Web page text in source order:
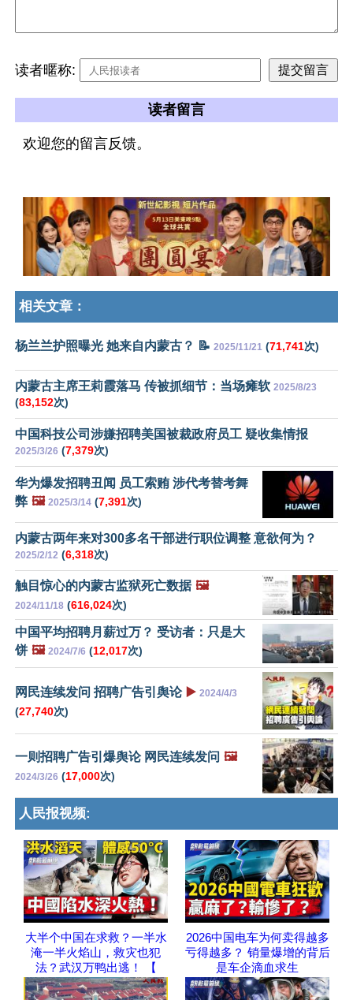
读者暱称:
读者留言
欢迎您的留言反馈。
相关文章：
杨兰兰护照曝光 她来自内蒙古？ 📝 2025/11/21 (71,741次)
内蒙古主席王莉霞落马 传被抓细节：当场瘫软 2025/8/23
(83,152次)
中国科技公司涉嫌招聘美国被裁政府员工 疑收集情报
2025/3/26 (7,379次)
华为爆发招聘丑闻 员工索贿 涉代考替考舞
弊 🖼️ 2025/3/14 (7,391次)
内蒙古两年来对300多名干部进行职位调整 意欲何为？
2025/2/12 (6,318次)
触目惊心的内蒙古监狱死亡数据 🖼️
2024/11/18 (616,024次)
中国平均招聘月薪过万？ 受访者：只是大
饼 🖼️ 2024/7/6 (12,017次)
网民连续发问 招聘广告引舆论 ▶️ 2024/4/3
(27,740次)
一则招聘广告引爆舆论 网民连续发问 🖼️
2024/3/26 (17,000次)
人民报视频:
大半个中国在求救？一半水
淹一半火焰山，救灾也犯
法？武汉万鸭出逃！ 【
2026中国电车为何卖得越多
亏得越多？ 销量爆增的背后
是车企滴血求生